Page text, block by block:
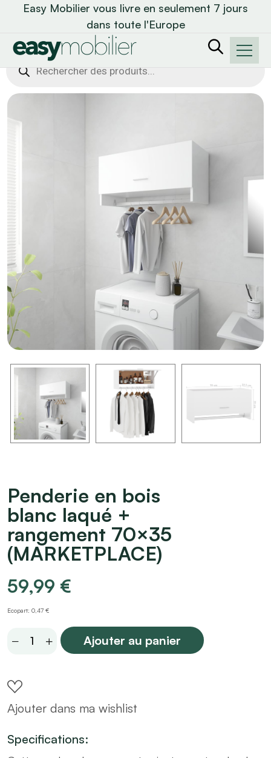
Easy Mobilier vous livre en seulement 7 jours
dans toute l'Europe
Recherche
de
Penderie en bois
blanc laqué +
rangement 70×35
(MARKETPLACE)
59,99 €
Ecopart: 0,47 €
Penderie
blanc
laqué
rangement
Ajouter au panier
Ajouter dans ma wishlist
Specifications: